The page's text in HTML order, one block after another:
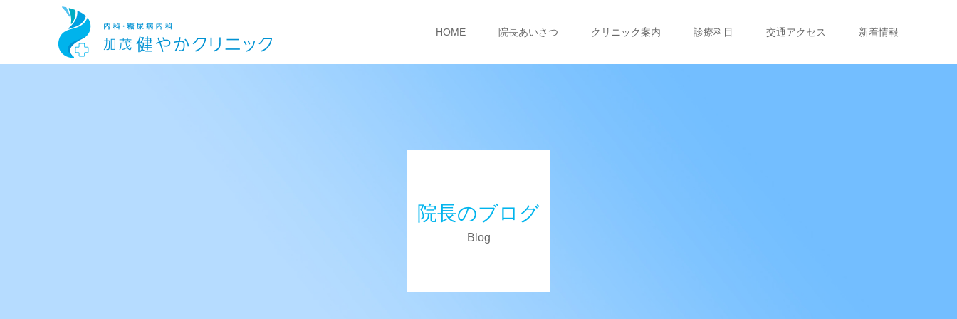
HOME 院長あいさつ クリニック案内 診療科目 交通アクセス 新着情報
院長のブログ
Blog